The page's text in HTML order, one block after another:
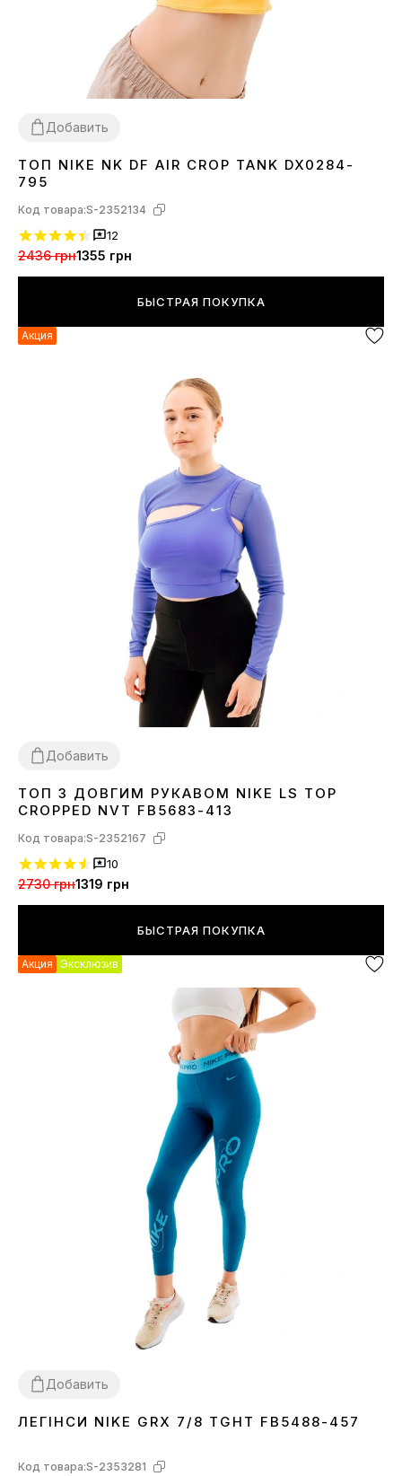
Добавить
XS S ML
ТОП NIKE NK DF AIR CROP TANK DX0284-
795
Код товара:S-2352134
12
2436 грн1355 грн
БЫСТРАЯ ПОКУПКА
Акция
Добавить
XS
ТОП З ДОВГИМ РУКАВОМ NIKE LS TOP
CROPPED NVT FB5683-413
Код товара:S-2352167
10
2730 грн1319 грн
БЫСТРАЯ ПОКУПКА
Акция Эксклюзив
Добавить
XS M
ЛЕГІНСИ NIKE GRX 7/8 TGHT FB5488-457
Код товара:S-2353281